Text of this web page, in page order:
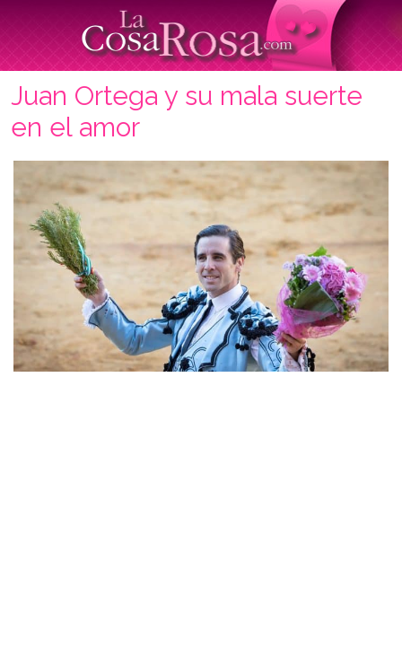
Juan Ortega y su mala suerte
en el amor